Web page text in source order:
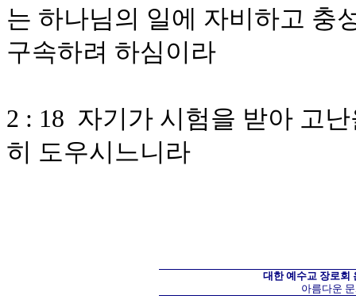
는 하나님의 일에 자비하고 충
구속하려 하심이라
2 : 18 자기가 시험을 받아 고
히 도우시느니라
대한 예수교 장로회
아름다운